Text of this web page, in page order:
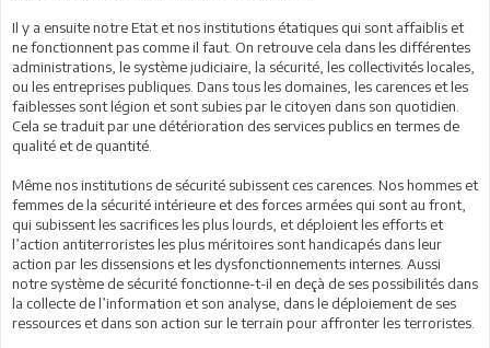
Il y a ensuite notre Etat et nos institutions étatiques qui sont affaiblis et
ne fonctionnent pas comme il faut. On retrouve cela dans les différentes
administrations, le système judiciaire, la sécurité, les collectivités locales,
ou les entreprises publiques. Dans tous les domaines, les carences et les
faiblesses sont légion et sont subies par le citoyen dans son quotidien.
Cela se traduit par une détérioration des services publics en termes de
qualité et de quantité.
Même nos institutions de sécurité subissent ces carences. Nos hommes et
femmes de la sécurité intérieure et des forces armées qui sont au front,
qui subissent les sacrifices les plus lourds, et déploient les efforts et
l’action antiterroristes les plus méritoires sont handicapés dans leur
action par les dissensions et les dysfonctionnements internes. Aussi
notre système de sécurité fonctionne-t-il en deçà de ses possibilités dans
la collecte de l’information et son analyse, dans le déploiement de ses
ressources et dans son action sur le terrain pour affronter les terroristes.